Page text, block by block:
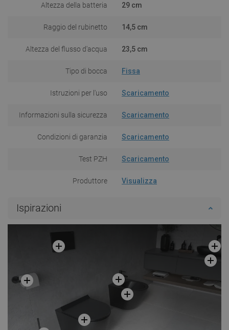
Altezza della batteria 29 cm
Raggio del rubinetto 14,5 cm
Altezza del flusso d'acqua 23,5 cm
Tipo di bocca Fissa
Istruzioni per l'uso Scaricamento
Informazioni sulla sicurezza Scaricamento
Condizioni di garanzia Scaricamento
Test PZH Scaricamento
Produttore Visualizza
Ispirazioni